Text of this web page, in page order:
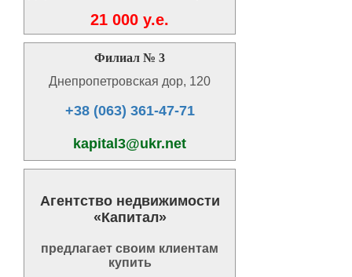
21 000 y.e.
Филиал № 3
Днепропетровская дор, 120
+38 (063) 361-47-71
kapital3@ukr.net
Агентство недвижимости
«Капитал»
предлагает своим клиентам
купить